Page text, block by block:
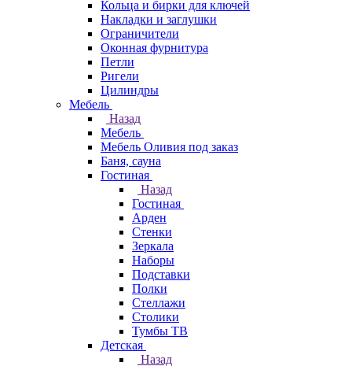
Кольца и бирки для ключей
Накладки и заглушки
Ограничители
Оконная фурнитура
Петли
Ригели
Цилиндры
Мебель
Назад
Мебель
Мебель Оливия под заказ
Баня, сауна
Гостиная
Назад
Гостиная
Арден
Стенки
Зеркала
Наборы
Подставки
Полки
Стеллажи
Столики
Тумбы ТВ
Детская
Назад